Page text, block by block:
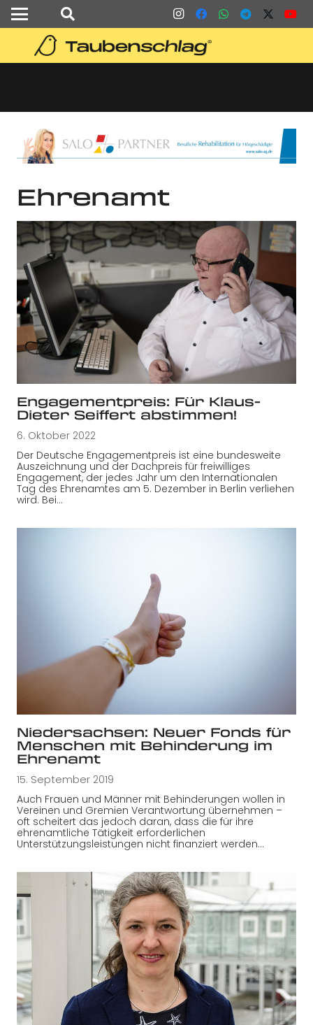
Ehrenamt
Engagementpreis: Für Klaus-
Dieter Seiffert abstimmen!
6. Oktober 2022
Der Deutsche Engagementpreis ist eine bundesweite
Auszeichnung und der Dachpreis für freiwilliges
Engagement, der jedes Jahr um den Internationalen
Tag des Ehrenamtes am 5. Dezember in Berlin verliehen
wird. Bei…
Niedersachsen: Neuer Fonds für
Menschen mit Behinderung im
Ehrenamt
15. September 2019
Auch Frauen und Männer mit Behinderungen wollen in
Vereinen und Gremien Verantwortung übernehmen –
oft scheitert das jedoch daran, dass die für ihre
ehrenamtliche Tätigkeit erforderlichen
Unterstützungsleistungen nicht finanziert werden…